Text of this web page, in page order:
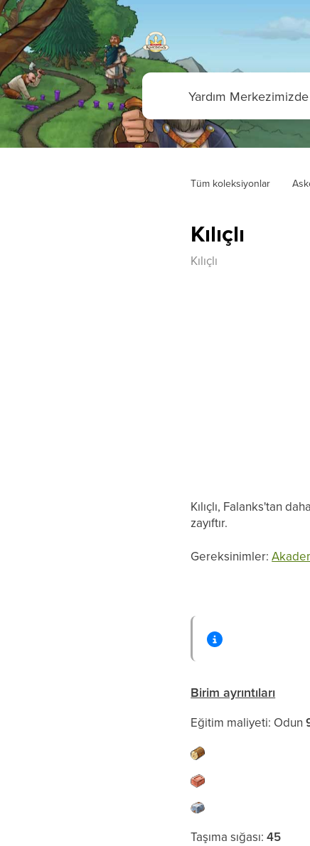
Tüm koleksiyonlar
Kılıçlı
Kılıçlı
Kılıçlı, Falanks'tan
zayıftır.
Gereksinimler:
Birim ayrıntıları
Eğitim maliyeti: Odun
Taşıma sığası:45